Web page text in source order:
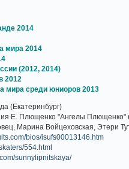
2014
мира 2014
(2012, 2014)
2012
мира среди юниоров 2013
(Екатеринбург)
Е. Плющенко "Ангелы Плющенко"
Марина Войцеховская, Этери
bios/isufs00013146.htm
554.html
sunnylipnitskaya/